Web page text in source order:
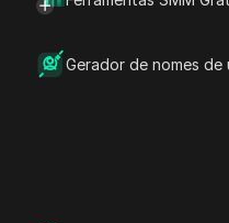
Gerador de nomes de
chave
do